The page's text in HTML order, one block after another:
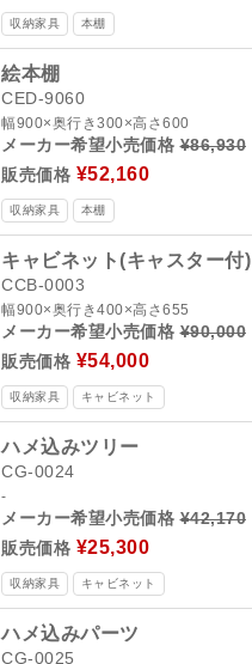
収納家具 本棚
絵本棚
CED-9060
幅900×奥行き300×高さ600
メーカー希望小売価格¥86,930
販売価格 ¥52,160
収納家具 本棚
キャビネット(キャスター付)
CCB-0003
幅900×奥行き400×高さ655
メーカー希望小売価格¥90,000
販売価格 ¥54,000
収納家具 キャビネット
ハメ込みツリー
CG-0024
-
メーカー希望小売価格¥42,170
販売価格 ¥25,300
収納家具 キャビネット
ハメ込みパーツ
CG-0025